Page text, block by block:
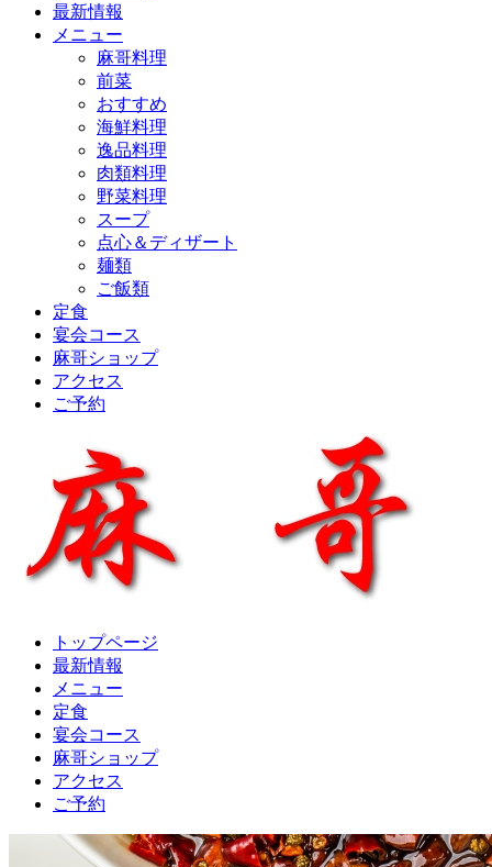
最新情報
メニュー
麻哥料理
前菜
おすすめ
海鮮料理
逸品料理
肉類料理
野菜料理
スープ
点心＆ディザート
麺類
ご飯類
定食
宴会コース
麻哥ショップ
アクセス
ご予約
トップページ
最新情報
メニュー
定食
宴会コース
麻哥ショップ
アクセス
ご予約